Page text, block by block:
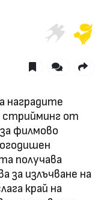
наградите
стрийминг от
филмово
получава
за излъчване на
край на